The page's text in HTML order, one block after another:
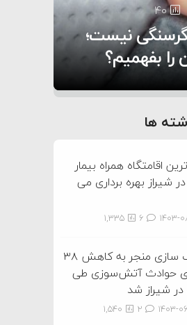
40
نیست؛
را بفهمیم؟
29
بر سلامت نوزاد
13
ها
اقامتگاه همراه بیمار
شیراز بهره برداری می
۰۸-۰۹ 1,335
فرهنگ سازی منجر به کاهش ۳۸
حوادث آتش‌سوزی طی
در شیراز شد
۰۶-۲۷ 1,540